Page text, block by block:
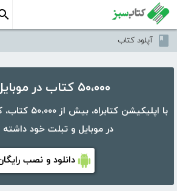
آپلود کتاب
۵۰،۰۰۰ کتاب در موبایل شما
با اپلیکیشن
در موبایل و تبلت خود داشته
دانلود و نصب